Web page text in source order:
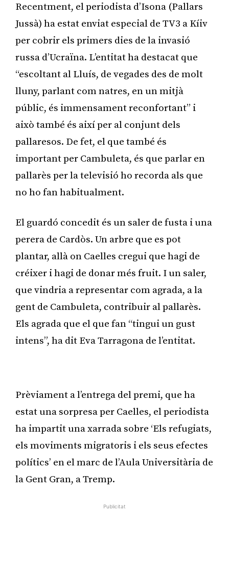
Recentment, el periodista d’Isona (Pallars
Jussà) ha estat enviat especial de TV3 a Kíiv
per cobrir els primers dies de la invasió
russa d’Ucraïna. L’entitat ha destacat que
“escoltant al Lluís, de vegades des de molt
lluny, parlant com natres, en un mitjà
públic, és immensament reconfortant” i
això també és així per al conjunt dels
pallaresos. De fet, el que també és
important per Cambuleta, és que parlar en
pallarès per la televisió ho recorda als que
no ho fan habitualment.
El guardó concedit és un saler de fusta i una
perera de Cardòs. Un arbre que es pot
plantar, allà on Caelles cregui que hagi de
créixer i hagi de donar més fruit. I un saler,
que vindria a representar com agrada, a la
gent de Cambuleta, contribuir al pallarès.
Els agrada que el que fan “tingui un gust
intens”, ha dit Eva Tarragona de l’entitat.
Prèviament a l’entrega del premi, que ha
estat una sorpresa per Caelles, el periodista
ha impartit una xarrada sobre ‘Els refugiats,
els moviments migratoris i els seus efectes
polítics’ en el marc de l’Aula Universitària de
la Gent Gran, a Tremp.
Publicitat